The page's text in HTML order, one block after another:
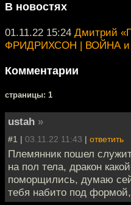
В новостях
01.11.22 15:24 Дмитрий
ФРИДРИХСОН | ВОЙНА
Комментарии
cтраницы: 1
ustah »
#1 | 03.11.22 11:43 | ответить
Племянник пошел
на пол тела, дракон
поморщились, думаю
тебя набито под